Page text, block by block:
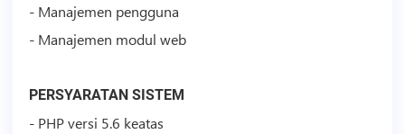
- Manajemen pengguna
- Manajemen modul web
PERSYARATAN SISTEM
- PHP versi 5.6 keatas